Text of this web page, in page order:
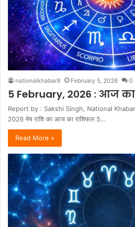
nationalkhabar8 February 5, 2026 0
5 February, 2026 : आज
Report by : Sakshi Singh, National
2026 मेष राशि का आज का राशिफल 5…
Read More »